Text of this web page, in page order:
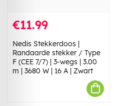
€11.99
Nedis Stekkerdoos |
Randaarde stekker / Type
F (CEE 7/7) | 3-wegs | 3.00
m | 3680 W | 16 A | Zwart